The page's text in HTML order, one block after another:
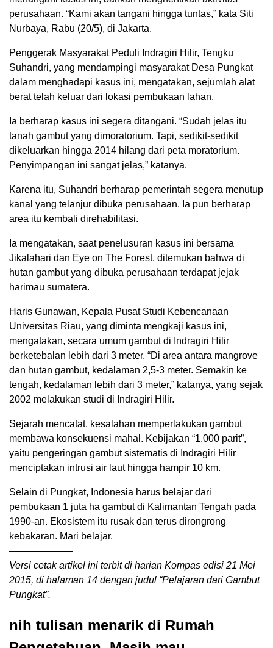
perusahaan. “Kami akan tangani hingga tuntas,” kata Siti
Nurbaya, Rabu (20/5), di Jakarta.
Penggerak Masyarakat Peduli Indragiri Hilir, Tengku
Suhandri, yang mendampingi masyarakat Desa Pungkat
dalam menghadapi kasus ini, mengatakan, sejumlah alat
berat telah keluar dari lokasi pembukaan lahan.
Ia berharap kasus ini segera ditangani. “Sudah jelas itu
tanah gambut yang dimoratorium. Tapi, sedikit-sedikit
dikeluarkan hingga 2014 hilang dari peta moratorium.
Penyimpangan ini sangat jelas,” katanya.
Karena itu, Suhandri berharap pemerintah segera menutup
kanal yang telanjur dibuka perusahaan. Ia pun berharap
area itu kembali direhabilitasi.
Ia mengatakan, saat penelusuran kasus ini bersama
Jikalahari dan Eye on The Forest, ditemukan bahwa di
hutan gambut yang dibuka perusahaan terdapat jejak
harimau sumatera.
Haris Gunawan, Kepala Pusat Studi Kebencanaan
Universitas Riau, yang diminta mengkaji kasus ini,
mengatakan, secara umum gambut di Indragiri Hilir
berketebalan lebih dari 3 meter. “Di area antara mangrove
dan hutan gambut, kedalaman 2,5-3 meter. Semakin ke
tengah, kedalaman lebih dari 3 meter,” katanya, yang sejak
2002 melakukan studi di Indragiri Hilir.
Sejarah mencatat, kesalahan memperlakukan gambut
membawa konsekuensi mahal. Kebijakan “1.000 parit”,
yaitu pengeringan gambut sistematis di Indragiri Hilir
menciptakan intrusi air laut hingga hampir 10 km.
Selain di Pungkat, Indonesia harus belajar dari
pembukaan 1 juta ha gambut di Kalimantan Tengah pada
1990-an. Ekosistem itu rusak dan terus dirongrong
kebakaran. Mari belajar.
——————–
Versi cetak artikel ini terbit di harian Kompas edisi 21 Mei
2015, di halaman 14 dengan judul “Pelajaran dari Gambut
Pungkat”.
nih tulisan menarik di Rumah